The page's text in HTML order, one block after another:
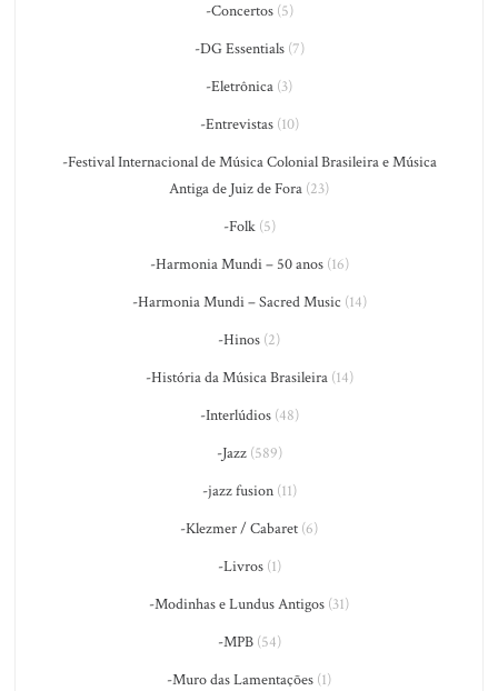
-Concertos(5)
-DG Essentials(7)
-Eletrônica (3)
-Entrevistas(10)
-Festival Internacional de Música Colonial Brasileira e Música
Antiga de Juiz de Fora (23)
-Folk(5)
-Harmonia Mundi – 50 anos(16)
-Harmonia Mundi – Sacred Music (14)
-Hinos (2)
-História da Música Brasileira(14)
-Interlúdios(48)
-Jazz(589)
-jazz fusion(11)
-Klezmer / Cabaret (6)
-Livros(1)
-Modinhas e Lundus Antigos (31)
-MPB(54)
-Muro das Lamentações (1)